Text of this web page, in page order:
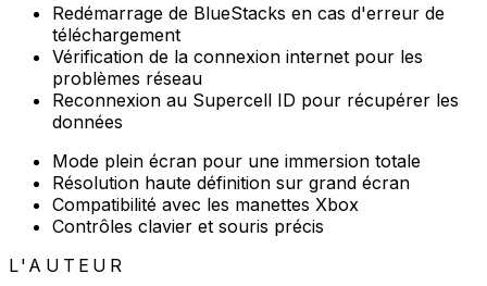
Redémarrage de BlueStacks en cas d'erreur de
téléchargement
Vérification de la connexion internet pour les
problèmes réseau
Reconnexion au Supercell ID pour récupérer les
données
Mode plein écran pour une immersion totale
Résolution haute définition sur grand écran
Compatibilité avec les manettes Xbox
Contrôles clavier et souris précis
L'AUTEUR